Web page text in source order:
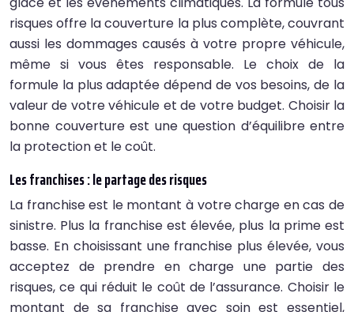
risques offre la couverture la plus complète, couvrant
aussi les dommages causés à votre propre véhicule,
même si vous êtes responsable. Le choix de la
formule la plus adaptée dépend de vos besoins, de la
valeur de votre véhicule et de votre budget. Choisir la
bonne couverture est une question d’équilibre entre
la protection et le coût.
Les franchises : le partage des risques
La franchise est le montant à votre charge en cas de
sinistre. Plus la franchise est élevée, plus la prime est
basse. En choisissant une franchise plus élevée, vous
acceptez de prendre en charge une partie des
risques, ce qui réduit le coût de l’assurance. Choisir le
montant de sa franchise avec soin est essentiel,